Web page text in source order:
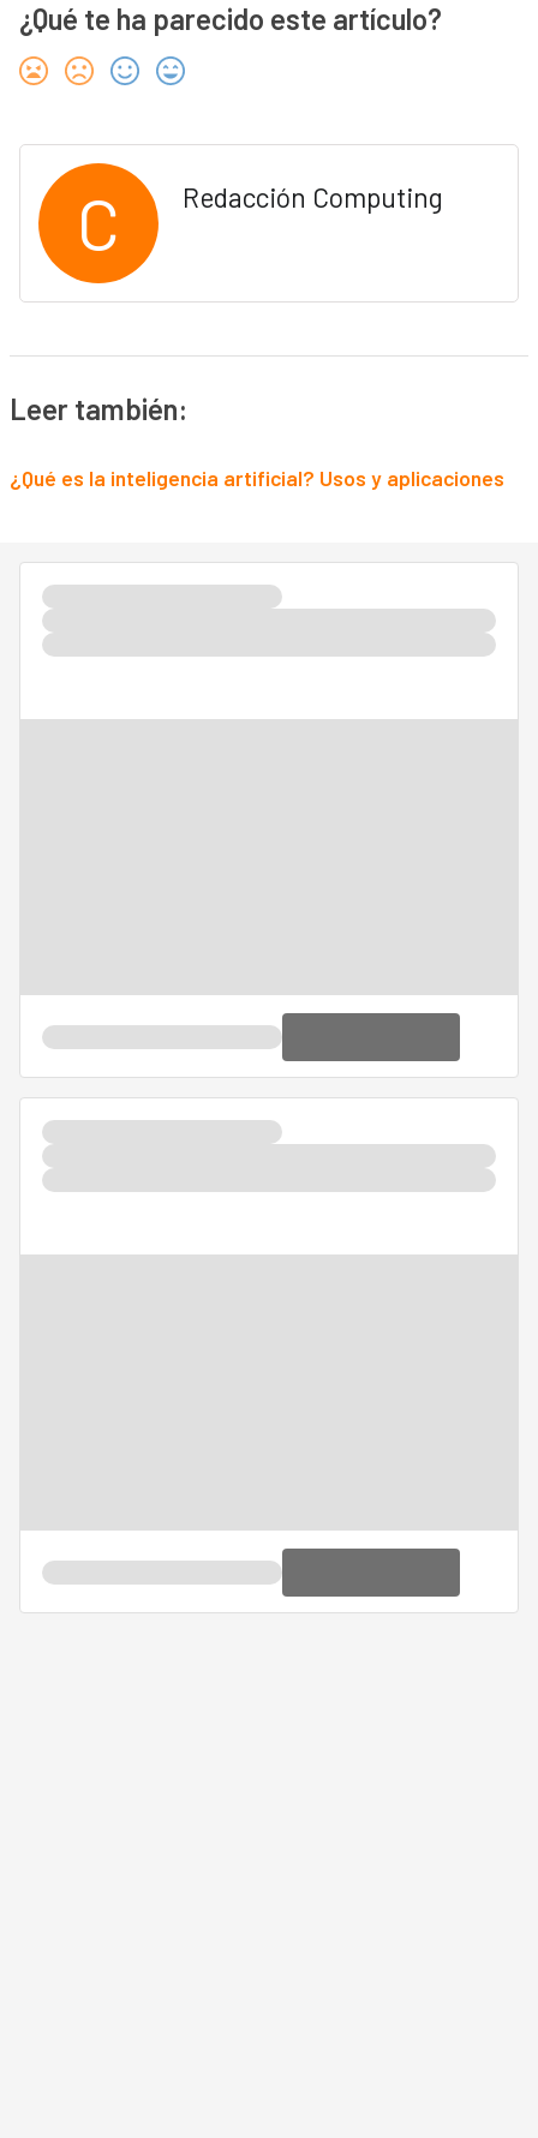
¿Qué te ha parecido este artículo?
C Redacción Computing
Leer también:
¿Qué es la inteligencia artificial? Usos y aplicaciones